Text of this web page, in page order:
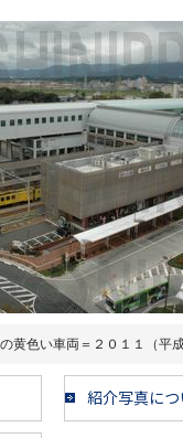
黄色い車両＝２０１１（平
紹介写真に